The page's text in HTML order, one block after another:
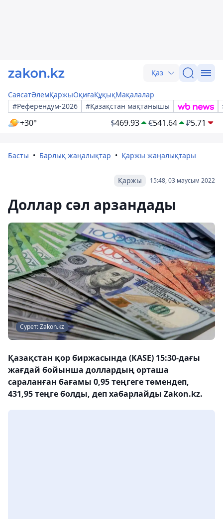
Қаз
СаясатӘлемҚаржыОқиғаҚұқықМақалалар
#Референдум-2026
#Қазақстан мақтанышы
+30° $469.93 €541.64 ₽5.71
Басты Барлық жаңалықтар Қаржы жаңалықтары
15:48, 03 маусым 2022
Қаржы
Доллар сәл арзандады
Сурет: Zakon.kz
Қазақстан қор биржасында (KASE) 15:30-дағы
жағдай бойынша доллардың орташа
сараланған бағамы 0,95 теңгеге төмендеп,
431,95 теңге болды, деп хабарлайды Zakon.kz.